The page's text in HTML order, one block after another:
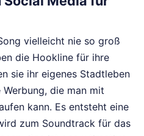
vielleicht nie so groß
die Hookline für ihre
sie ihr eigenes Stadtleben
die man mit
kann. Es entsteht eine
zum Soundtrack für das